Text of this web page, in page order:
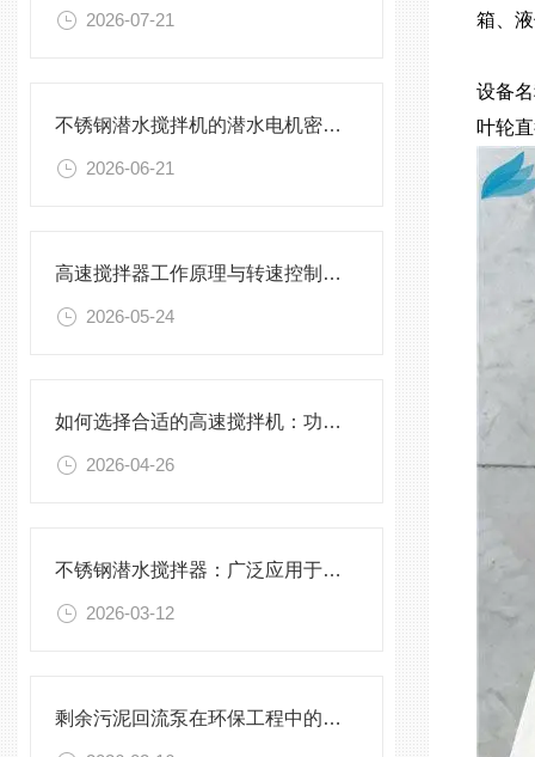
2026-07-21
不锈钢潜水搅拌机的潜水电机密封与泄漏保护
2026-06-21
高速搅拌器工作原理与转速控制技术分析
2026-05-24
如何选择合适的高速搅拌机：功率、转速、搅拌桨叶与物料适配性分析
2026-04-26
不锈钢潜水搅拌器：广泛应用于污水处理与化学工程
2026-03-12
剩余污泥回流泵在环保工程中的应用前景
箱、
设备
叶轮